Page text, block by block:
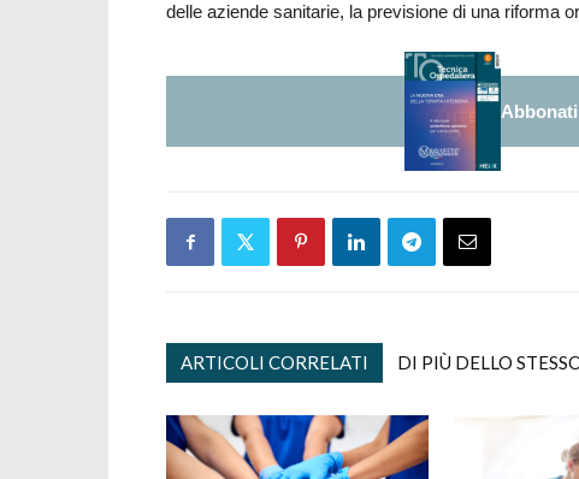
delle aziende sanitarie, la previsione di una riforma
ARTICOLI CORRELATI DI PIÙ DELLO